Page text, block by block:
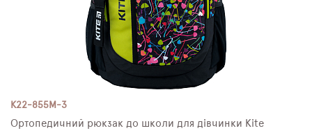
K22-855M-3
Ортопедичний рюкзак до школи для дівчинки Kite